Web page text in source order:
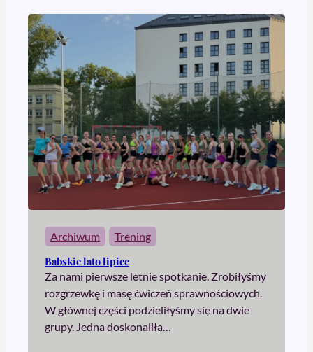
Archiwum Trening
Babskie lato lipiec
Za nami pierwsze letnie spotkanie. Zrobiłyśmy
rozgrzewkę i masę ćwiczeń sprawnościowych.
W głównej części podzieliłyśmy się na dwie
grupy. Jedna doskonaliła…